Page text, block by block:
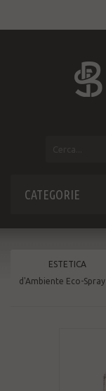
CATEGORIE
ESTETICA
d'Ambiente Eco-Spray